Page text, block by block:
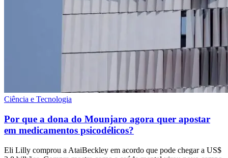
Ciência e Tecnologia
Por que a dona do Mounjaro agora quer apostar
em medicamentos psicodélicos?
Eli Lilly comprou a AtaiBeckley em acordo que pode chegar a US$